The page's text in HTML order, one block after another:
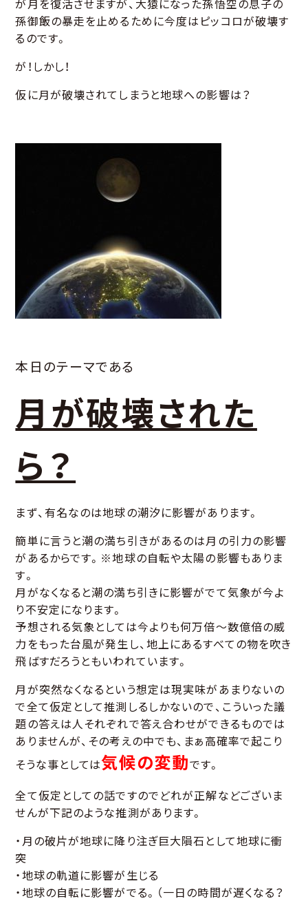
が月を復活させますが、大猿になった孫悟空の息子の
孫御飯の暴走を止めるために今度はピッコロが破壊す
るのです。
が！しかし！
仮に月が破壊されてしまうと地球への影響は？
本日のテーマである
月が破壊された
ら？
まず、有名なのは地球の潮汐に影響があります。
簡単に言うと潮の満ち引きがあるのは月の引力の影響
があるからです。※地球の自転や太陽の影響もありま
す。
月がなくなると潮の満ち引きに影響がでて気象が今よ
り不安定になります。
予想される気象としては今よりも何万倍～数億倍の威
力をもった台風が発生し、地上にあるすべての物を吹き
飛ばすだろうともいわれています。
月が突然なくなるという想定は現実味があまりないの
で全て仮定として推測しるしかないので、こういった議
題の答えは人それぞれで答え合わせができるものでは
ありませんが、その考えの中でも、まぁ高確率で起こり
そうな事としては気候の変動です。
全て仮定としての話ですのでどれが正解などございま
せんが下記のような推測があります。
・月の破片が地球に降り注ぎ巨大隕石として地球に衝
突
・地球の軌道に影響が生じる
・地球の自転に影響がでる。（一日の時間が遅くなる？